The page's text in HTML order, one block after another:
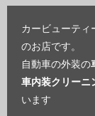
カービューティ
のお店です。
自動車の外装の
車内装クリーニ
います